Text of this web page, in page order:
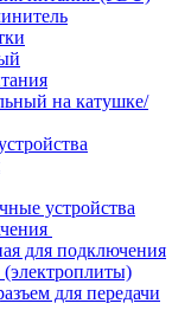
на катушке/
устройства
для подключения
(электроплиты)
для передачи